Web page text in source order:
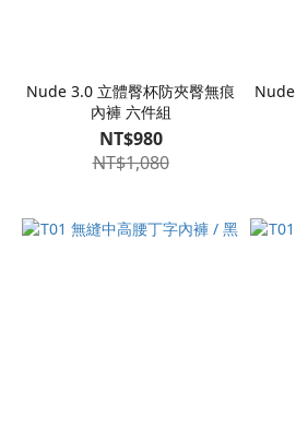
Nude 3.0 立體臀杯防夾臀無痕
內褲 六件組
NT$980
NT$1,080